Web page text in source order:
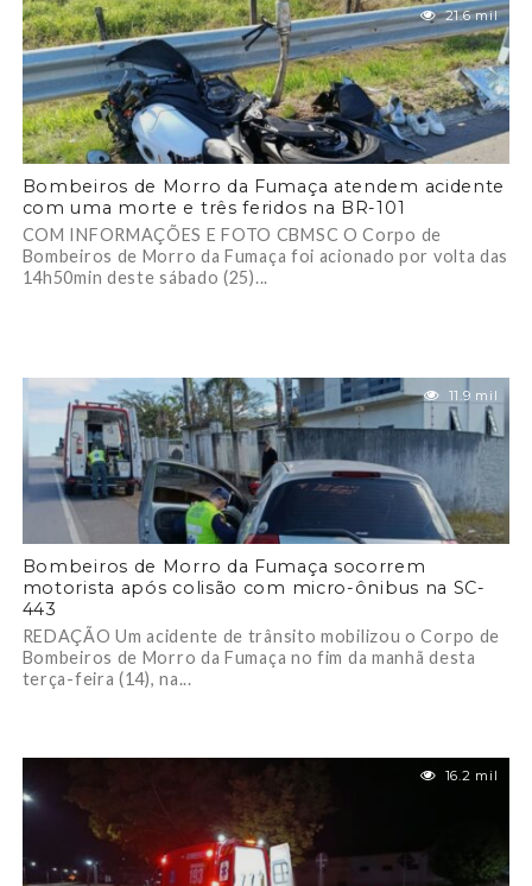
21.6 mil
Bombeiros de Morro da Fumaça atendem acidente
com uma morte e três feridos na BR-101
COM INFORMAÇÕES E FOTO CBMSC O Corpo de
Bombeiros de Morro da Fumaça foi acionado por volta das
14h50min deste sábado (25)...
11.9 mil
Bombeiros de Morro da Fumaça socorrem
motorista após colisão com micro-ônibus na SC-
443
REDAÇÃO Um acidente de trânsito mobilizou o Corpo de
Bombeiros de Morro da Fumaça no fim da manhã desta
terça-feira (14), na...
16.2 mil